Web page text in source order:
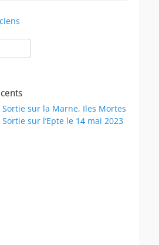
Sortie sur la Marne, Iles Mortes
Sortie sur l’Epte le 14 mai 2023